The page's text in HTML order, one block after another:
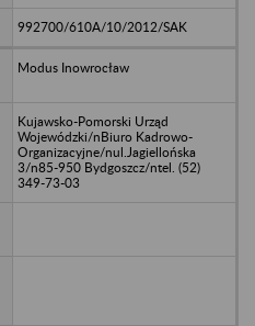
992700/610A/10/2012/SAK
Modus Inowrocław
Kujawsko-Pomorski Urząd
Wojewódzki/nBiuro Kadrowo-
Organizacyjne/nul.Jagiellońska
3/n85-950 Bydgoszcz/ntel. (52)
349-73-03